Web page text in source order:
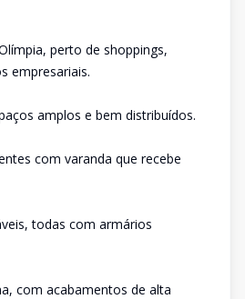
perto de shoppings,
empresariais.
amplos e bem distribuídos.
com varanda que recebe
todas com armários
com acabamentos de alta